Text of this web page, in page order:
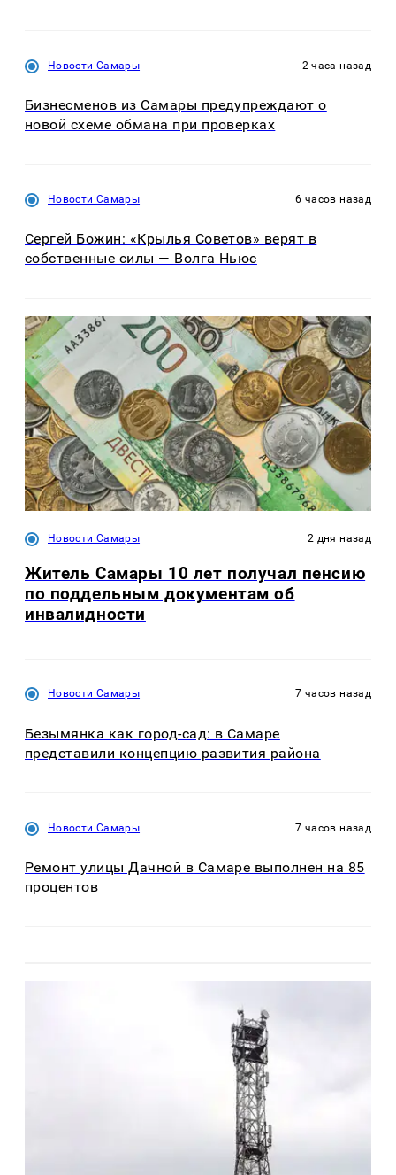
Новости Самары 2 часа назад
Бизнесменов из Самары предупреждают о
новой схеме обмана при проверках
Новости Самары 6 часов назад
Сергей Божин: «Крылья Советов» верят в
собственные силы — Волга Ньюс
Новости Самары 2 дня назад
Житель Самары 10 лет получал пенсию
по поддельным документам об
инвалидности
Новости Самары 7 часов назад
Безымянка как город-сад: в Самаре
представили концепцию развития района
Новости Самары 7 часов назад
Ремонт улицы Дачной в Самаре выполнен на 85
процентов